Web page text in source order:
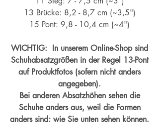
13 Brücke: 8,2 - 8,7 cm (~3,5")
15 Pont: 9,8 - 10,4 cm (~4")
WICHTIG: In unserem Online-Shop sind
Schuhabsatzgrößen in der Regel 13-Pont
auf Produktfotos (sofern nicht anders
angegeben).
Bei anderen Absatzhöhen sehen die
Schuhe anders aus, weil die Formen
anders sind; wie Sie unten sehen können.